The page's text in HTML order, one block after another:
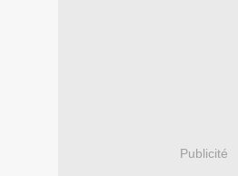
Publicité